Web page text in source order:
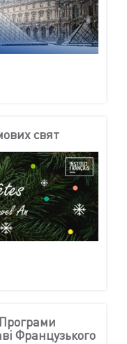
свят
Французького